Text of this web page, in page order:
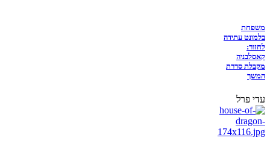
משפחת
בלמונט עתידה
לחזור:
קאסלבניה
מקבלת סדרת
המשך
עדי פרל